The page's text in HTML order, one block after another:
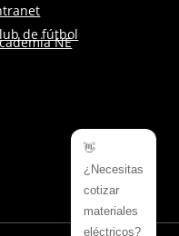
de fútbol
NE
👋
¿Necesitas
cotizar
materiales
eléctricos?